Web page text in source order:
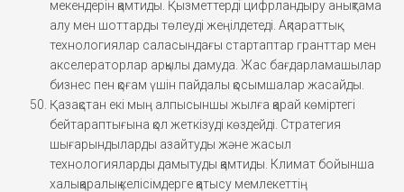
мекендерін қамтиды. Қызметтерді цифрландыру анықтама
алу мен шоттарды төлеуді жеңілдетеді. Ақпараттық
технологиялар саласындағы стартаптар гранттар мен
акселераторлар арқылы дамуда. Жас бағдарламашылар
бизнес пен қоғам үшін пайдалы қосымшалар жасайды.
Қазақстан екі мың алпысыншы жылға қарай көміртегі
бейтараптығына қол жеткізуді көздейді. Стратегия
шығарындыларды азайтуды және жасыл
технологияларды дамытуды қамтиды. Климат бойынша
халықаралық келісімдерге қатысу мемлекеттің